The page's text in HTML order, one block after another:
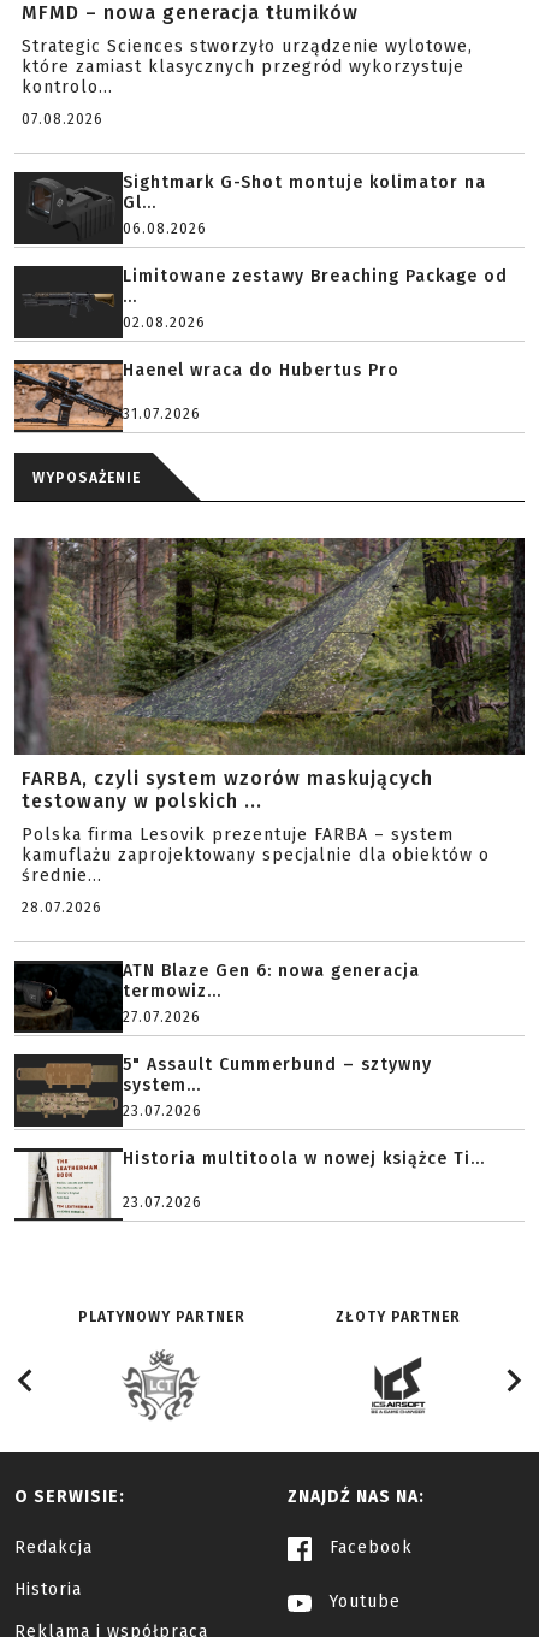
MFMD – nowa generacja tłumików
Strategic Sciences stworzyło urządzenie wylotowe,
które zamiast klasycznych przegród wykorzystuje
kontrolo...
07.08.2026
Sightmark G-Shot montuje kolimator na
Gl...
06.08.2026
Limitowane zestawy Breaching Package od
...
02.08.2026
Haenel wraca do Hubertus Pro
31.07.2026
WYPOSAŻENIE
FARBA, czyli system wzorów maskujących
testowany w polskich ...
Polska firma Lesovik prezentuje FARBA – system
kamuflażu zaprojektowany specjalnie dla obiektów o
średnie...
28.07.2026
ATN Blaze Gen 6: nowa generacja
termowiz...
27.07.2026
5" Assault Cummerbund – sztywny
system...
23.07.2026
Historia multitoola w nowej książce Ti...
23.07.2026
PLATYNOWY PARTNER ZŁOTY PARTNER
O SERWISIE:
Redakcja
Historia
Reklama i współpraca
ZNAJDŹ NAS NA:
Facebook
Youtube